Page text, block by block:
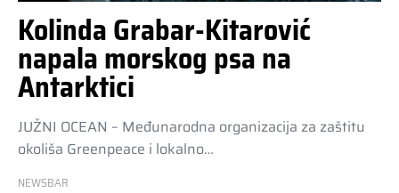
Kolinda Grabar-Kitarović
napala morskog psa na
Antarktici
JUŽNI OCEAN – Međunarodna organizacija za zaštitu
okoliša Greenpeace i lokalno…
NEWSBAR